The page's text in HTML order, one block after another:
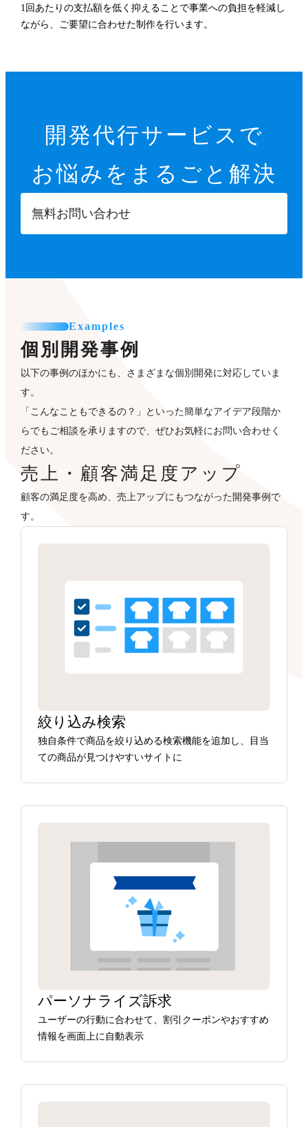
1回あたりの支払額を低く抑えることで事業への負担を軽減し
ながら、ご要望に合わせた制作を行います。
開発代行サービスで
お悩みをまるごと解決
無料お問い合わせ
Examples
個別開発事例
以下の事例のほかにも、さまざまな個別開発に対応していま
す。
「こんなこともできるの？」といった簡単なアイデア段階か
らでもご相談を承りますので、ぜひお気軽にお問い合わせく
ださい。
売上・顧客満足度アップ
顧客の満足度を高め、売上アップにもつながった開発事例で
す。
絞り込み検索
独自条件で商品を絞り込める検索機能を追加し、目当
ての商品が見つけやすいサイトに
パーソナライズ訴求
ユーザーの行動に合わせて、割引クーポンやおすすめ
情報を画面上に自動表示